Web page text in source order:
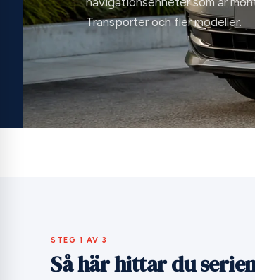
Transporter och fler modeller.
STEG 1 AV 3
Så här hittar du